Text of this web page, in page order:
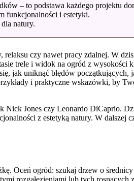
– to podstawa każdego projektu
funkcjonalności i estetyki.
natury.
czy nawet pracy zdalnej. W
trele i widok na ogród z wysokości
jak uniknąć błędów początkujących,
i praktyczne wskazówki, by
Nick Jones czy Leonardo DiCaprio.
z estetyką natury. W dalszej
Oceń ogród: szukaj drzew o
rozgałęzieniami lub tych